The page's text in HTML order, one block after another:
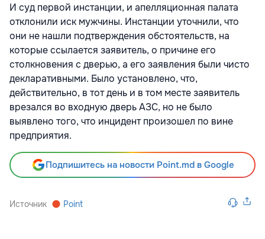
И суд первой инстанции, и апелляционная палата
отклонили иск мужчины. Инстанции уточнили, что
они не нашли подтверждения обстоятельств, на
которые ссылается заявитель, о причине его
столкновения с дверью, а его заявления были чисто
декларативными. Было установлено, что,
действительно, в тот день и в том месте заявитель
врезался во входную дверь АЗС, но не было
выявлено того, что инцидент произошел по вине
предприятия.
Подпишитесь на новости Point.md в Google
Источник Point